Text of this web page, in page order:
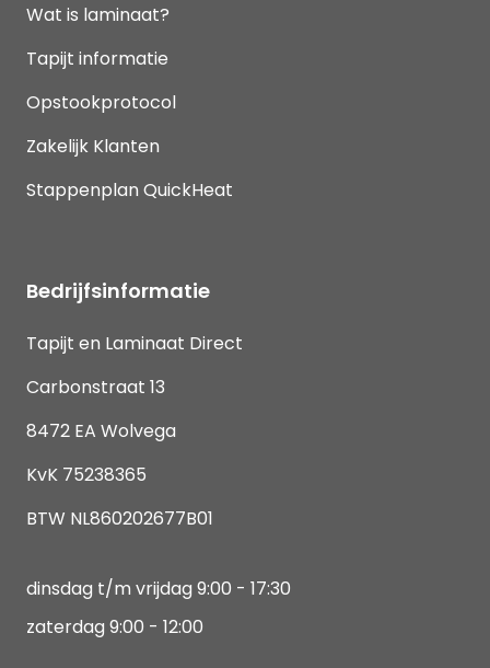
Wat is laminaat?
Tapijt informatie
Opstookprotocol
Zakelijk Klanten
Stappenplan QuickHeat
Bedrijfsinformatie
Tapijt en Laminaat Direct
Carbonstraat 13
8472 EA Wolvega
KvK 75238365
BTW NL860202677B01
dinsdag t/m vrijdag 9:00 - 17:30
zaterdag 9:00 - 12:00